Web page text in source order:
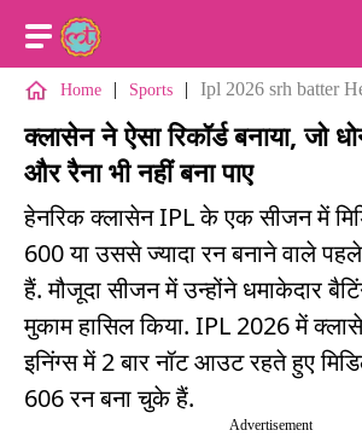
Home | Sports | Ipl 2026 srh batter
क्लासेन ने ऐसा रिकॉर्ड बनाया, जो
और रैना भी नहीं बना पाए
हेनरिक क्लासेन IPL के एक सीजन में
600 या उससे ज्यादा रन बनाने वाले
हैं. मौजूदा सीजन में उन्होंने धमाकेदार
मुकाम हासिल किया. IPL 2026 में
इनिंग्स में 2 बार नॉट आउट रहते हुए
606 रन बना चुके हैं.
Advertisement